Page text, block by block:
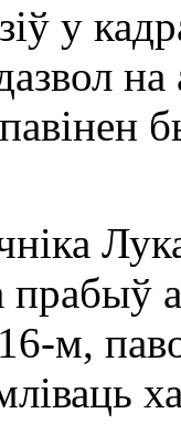
у
прабыў
м,